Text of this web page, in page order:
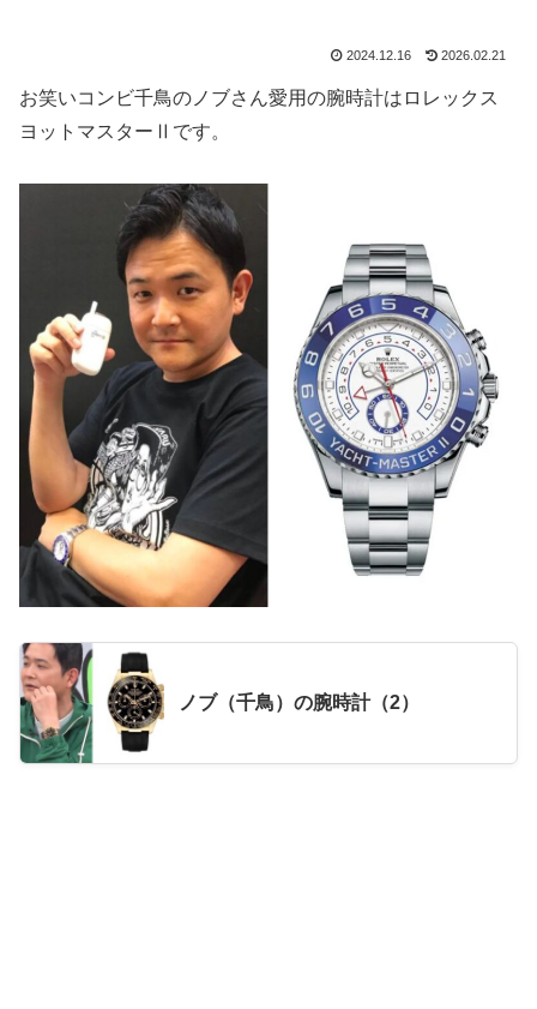
2024.12.16 2026.02.21
お笑いコンビ千鳥のノブさん愛用の腕時計はロレックス
ヨットマスターⅡです。
ノブ（千鳥）の腕時計（2）